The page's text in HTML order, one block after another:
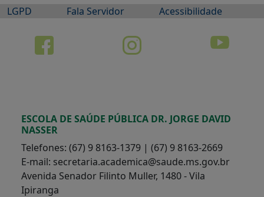
LGPD
Fala Servidor Acessibilidade
ESCOLA DE SAÚDE PÚBLICA DR. JORGE DAVID
NASSER
Telefones: (67) 9 8163-1379 | (67) 9 8163-2669
E-mail: secretaria.academica@saude.ms.gov.br
Avenida Senador Filinto Muller, 1480 - Vila
Ipiranga